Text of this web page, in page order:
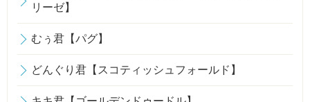
リーゼ】
むぅ君【パグ】
どんぐり君【スコティッシュフォールド】